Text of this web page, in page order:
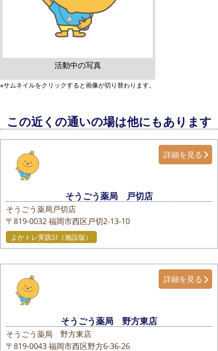
活動中の写真
※サムネイルをクリックすると画像が切り替わります。
この近くの通いの場は他にもあります
そうごう薬局 戸切店
そうごう薬局戸切店
〒819-0032福岡市西区戸切2-13-10
詳細を見る
よかトレ実践St（施設版）
そうごう薬局 野方東店
そうごう薬局 野方東店
〒819-0043福岡市西区野方6-36-26
詳細を見る